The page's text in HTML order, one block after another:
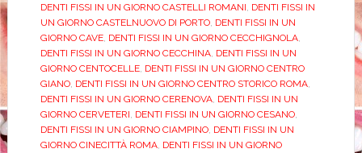
DENTI FISSI IN UN GIORNO CASTELLI ROMANI DENTI FISSI IN
UN GIORNO CASTELNUOVO DI PORTO, DENTI FISSI IN UN
GIORNO CAVE, DENTI FISSI IN UN GIORNO CECCHIGNOLA,
DENTI FISSI IN UN GIORNO CECCHINA, DENTI FISSI IN UN
GIORNO CENTOCELLE, DENTI FISSI IN UN GIORNO CENTRO
GIANO, DENTI FISSI IN UN GIORNO CENTRO STORICO ROMA,
DENTI FISSI IN UN GIORNO CERENOVA, DENTI FISSI IN UN
GIORNO CERVETERI DENTI FISSI IN UN GIORNO CESANO,
DENTI FISSI IN UN GIORNO CIAMPINO, DENTI FISSI IN UN
GIORNO CINECITTÀ ROMA, DENTI FISSI IN UN GIORNO